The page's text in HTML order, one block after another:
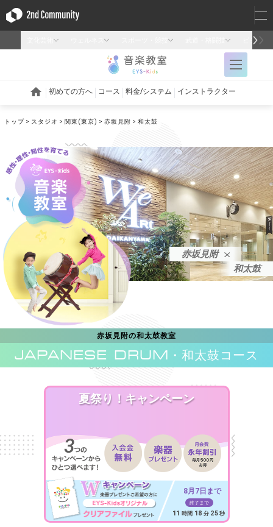
トップ スタジオ 関東(東京) 赤坂見附 和太鼓
赤坂見附
和太鼓
赤坂見附の和太鼓教室
JAPANESE DRUM ・和太鼓コース
夏祭り！キャンペーン
8月7日まで
終了まで
11 時間 18 分 23 秒